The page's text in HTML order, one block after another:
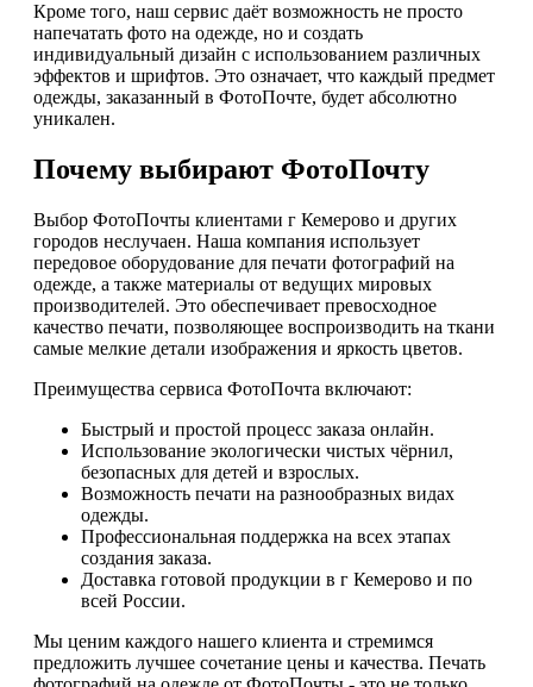
Кроме того, наш сервис даёт возможность не просто
напечатать фото на одежде, но и создать
индивидуальный дизайн с использованием различных
эффектов и шрифтов. Это означает, что каждый предмет
одежды, заказанный в ФотоПочте, будет абсолютно
уникален.
Почему выбирают ФотоПочту
Выбор ФотоПочты клиентами г Кемерово и других
городов неслучаен. Наша компания использует
передовое оборудование для печати фотографий на
одежде, а также материалы от ведущих мировых
производителей. Это обеспечивает превосходное
качество печати, позволяющее воспроизводить на ткани
самые мелкие детали изображения и яркость цветов.
Преимущества сервиса ФотоПочта включают:
Быстрый и простой процесс заказа онлайн.
Использование экологически чистых чёрнил,
безопасных для детей и взрослых.
Возможность печати на разнообразных видах
одежды.
Профессиональная поддержка на всех этапах
создания заказа.
Доставка готовой продукции в г Кемерово и по
всей России.
Мы ценим каждого нашего клиента и стремимся
предложить лучшее сочетание цены и качества. Печать